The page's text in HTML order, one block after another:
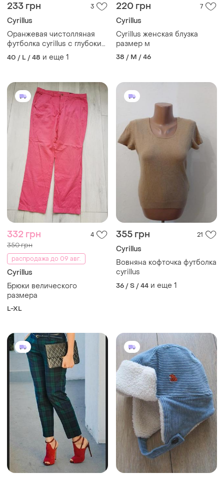
233 грн 3
Cyrillus
Оранжевая чистолляная
футболка cyrillus с глубоким
v-образным вырезом
40 / L / 48 и еще 1
220 грн 7
Cyrillus
Cyrillus женская блузка
размер м
38 / M / 46
332 грн 4
350 грн
распродажа до 09 авг.
Cyrillus
Брюки велического
размера
L-XL
355 грн 21
Cyrillus
Вовняна кофточка футболка
cyrillus
36 / S / 44 и еще 1